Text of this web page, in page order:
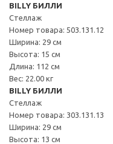
BILLY БИЛЛИ
Стеллаж
Номер товара: 503.131.12
Ширина: 29 см
Высота: 15 см
Длина: 112 см
Вес: 22.00 кг
BILLY БИЛЛИ
Стеллаж
Номер товара: 303.131.13
Ширина: 29 см
Высота: 13 см